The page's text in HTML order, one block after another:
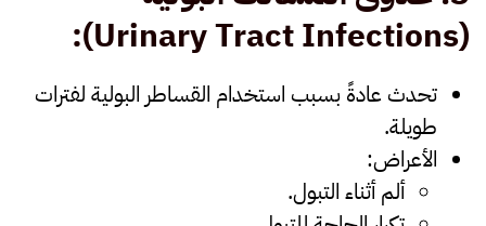
(Urinary Tract Infections):
تحدث عادةً بسبب استخدام القساطر البولية لفترات
طويلة.
الأعراض:
ألم أثناء التبول.